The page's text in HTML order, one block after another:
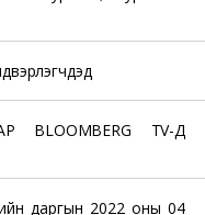
BLOOMBERG TV-Д
даргын 2022 оны 04